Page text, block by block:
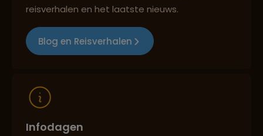
Reizen met oog voor mens, cultuur en milieu
reisverhalen en het laatste nieuws.
Blog en Reisverhalen
Infodagen